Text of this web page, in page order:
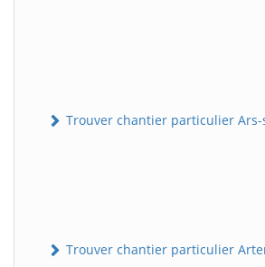
Trouver chantier particulier Ars-
Trouver chantier particulier